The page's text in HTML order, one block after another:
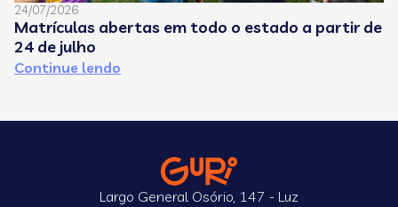
24/07/2026
Matrículas abertas em todo o estado a partir de
24 de julho
Continue lendo
Largo General Osório, 147 - Luz